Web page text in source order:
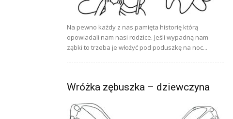
Na pewno każdy z nas pamięta historię którą
opowiadali nam nasi rodzice. Jeśli wypadną nam
ząbki to trzeba je włożyć pod poduszkę na noc...
Wróżka zębuszka – dziewczyna